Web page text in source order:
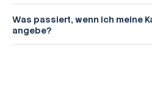
Was passiert, wenn ich meine
angebe?